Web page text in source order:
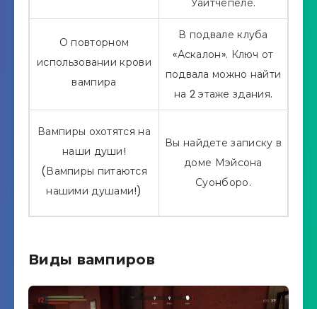
Уайтчепеле.
О повторном
использовании крови
вампира
В подвале клуба
«Аскалон». Ключ от
подвала можно найти
на 2 этаже здания.
Вампиры охотятся на
наши души!
(Вампиры питаются
нашими душами!)
Вы найдете записку в
доме Мэйсона
Суонборо.
Виды вампиров